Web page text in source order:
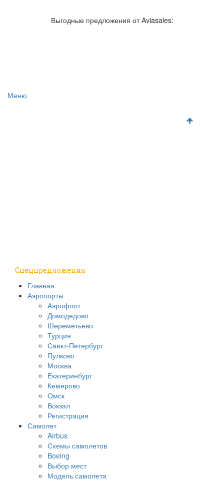
Отзывы об аэропортах
Отслеживание самолетов онлайн
Поиск авиакасс
Выгодные предложения от Aviasales:
Меню
Спецпредложения
Главная
Аэропорты
Аэрофлот
Домодедово
Шереметьево
Турция
Санкт-Петербург
Пулково
Москва
Екатеринбург
Кемерово
Омск
Вокзал
Регистрация
Самолет
Airbus
Схемы самолетов
Boeing
Выбор мест
Модель самолета